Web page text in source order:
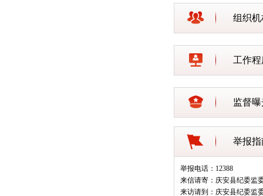
组织机
工作
监督
举报指
举报电话：12388
来信请寄：庆安县纪委监
来访请到：庆安县纪委监